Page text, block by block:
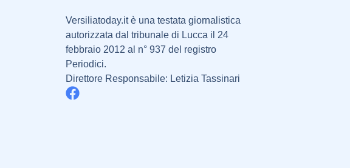
Versiliatoday.it è una testata giornalistica
autorizzata dal tribunale di Lucca il 24
febbraio 2012 al n° 937 del registro
Periodici.
Direttore Responsabile: Letizia Tassinari